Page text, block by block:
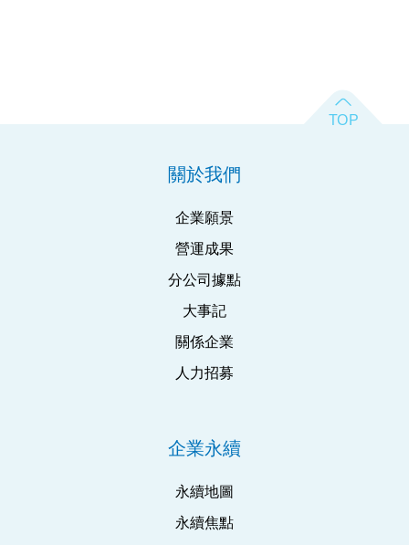
關於我們
企業願景
營運成果
分公司據點
大事記
關係企業
人力招募
企業永續
永續地圖
永續焦點